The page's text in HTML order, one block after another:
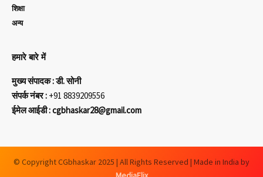
शिक्षा
अन्य
हमारे बारे में
मुख्य संपादक : डी. सोनी
संपर्क नंबर : +91 8839209556
ईमेल आईडी : cgbhaskar28@gmail.com
© Copyright CGbhaskar 2025 | All Rights Reserved | Made in India by